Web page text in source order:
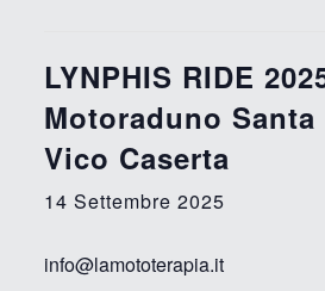
LYNPHIS RIDE
Motoraduno Santa
Vico Caserta
14 Settembre 2025
info@lamototerapia.it